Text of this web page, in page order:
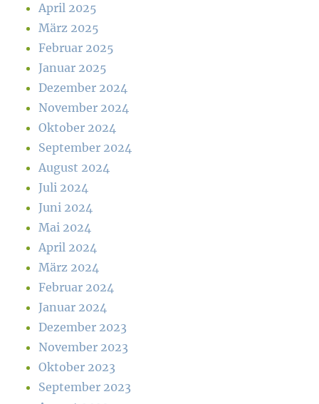
April 2025
März 2025
Februar 2025
Januar 2025
Dezember 2024
November 2024
Oktober 2024
September 2024
August 2024
Juli 2024
Juni 2024
Mai 2024
April 2024
März 2024
Februar 2024
Januar 2024
Dezember 2023
November 2023
Oktober 2023
September 2023